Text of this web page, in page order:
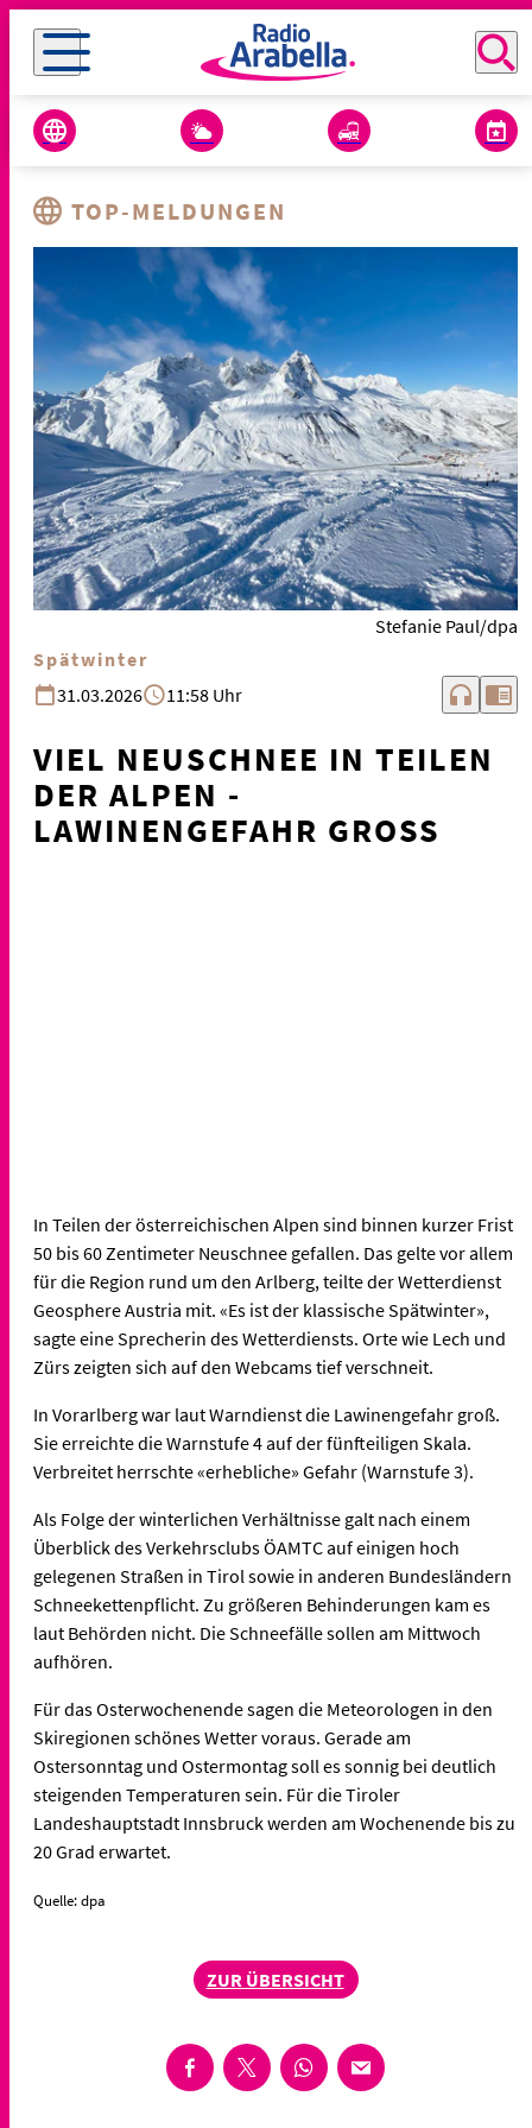
TOP-MELDUNGEN
Stefanie Paul/dpa
Spätwinter
31.03.2026
11:58 Uhr headphones chrome_reader_mode
VIEL NEUSCHNEE IN TEILEN
DER ALPEN -
LAWINENGEFAHR GROSS
In Teilen der österreichischen Alpen sind binnen kurzer Frist
50 bis 60 Zentimeter Neuschnee gefallen. Das gelte vor allem
für die Region rund um den Arlberg, teilte der Wetterdienst
Geosphere Austria mit. «Es ist der klassische Spätwinter»,
sagte eine Sprecherin des Wetterdiensts. Orte wie Lech und
Zürs zeigten sich auf den Webcams tief verschneit.
In Vorarlberg war laut Warndienst die Lawinengefahr groß.
Sie erreichte die Warnstufe 4 auf der fünfteiligen Skala.
Verbreitet herrschte «erhebliche» Gefahr (Warnstufe 3).
Als Folge der winterlichen Verhältnisse galt nach einem
Überblick des Verkehrsclubs ÖAMTC auf einigen hoch
gelegenen Straßen in Tirol sowie in anderen Bundesländern
Schneekettenpflicht. Zu größeren Behinderungen kam es
laut Behörden nicht. Die Schneefälle sollen am Mittwoch
aufhören.
Für das Osterwochenende sagen die Meteorologen in den
Skiregionen schönes Wetter voraus. Gerade am
Ostersonntag und Ostermontag soll es sonnig bei deutlich
steigenden Temperaturen sein. Für die Tiroler
Landeshauptstadt Innsbruck werden am Wochenende bis zu
20 Grad erwartet.
Quelle: dpa
ZUR ÜBERSICHT